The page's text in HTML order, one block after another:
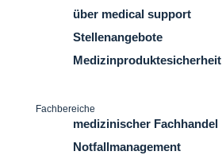
über medical support
Stellenangebote
Medizinproduktesicherheit
Fachbereiche
medizinischer Fachhandel
Notfallmanagement